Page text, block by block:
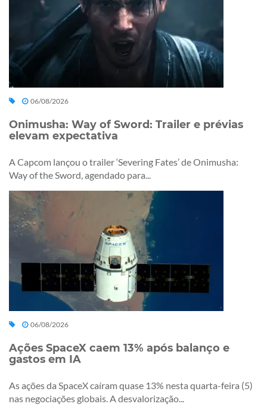
06/08/2026
Onimusha: Way of Sword: Trailer e prévias
elevam expectativa
A Capcom lançou o trailer ‘Severing Fates’ de Onimusha:
Way of the Sword, agendado para...
06/08/2026
Ações SpaceX caem 13% após balanço e
gastos em IA
As ações da SpaceX caíram quase 13% nesta quarta-feira (5)
nas negociações globais. A desvalorização...